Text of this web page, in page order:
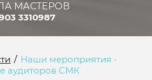
3310987
МАСТЕРОВ
/ Наши мероприятия -
аудиторов СМК